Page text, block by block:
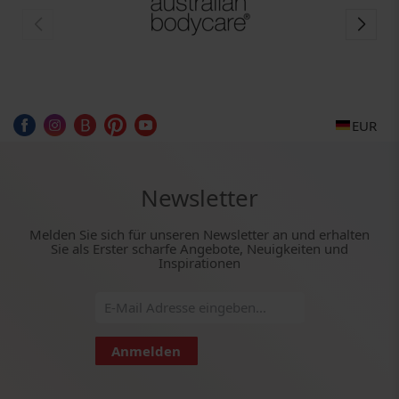
EUR
Newsletter
Melden Sie sich für unseren Newsletter an und erhalten
Sie als Erster scharfe Angebote, Neuigkeiten und
Inspirationen
Anmelden